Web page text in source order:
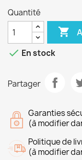
Quantité

 En stock
Partager
Garanties
(à modifier
Politique de
(à modifier